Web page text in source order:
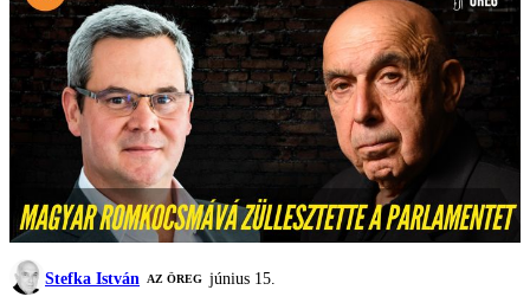
Stefka István AZ ÖREG június 15.